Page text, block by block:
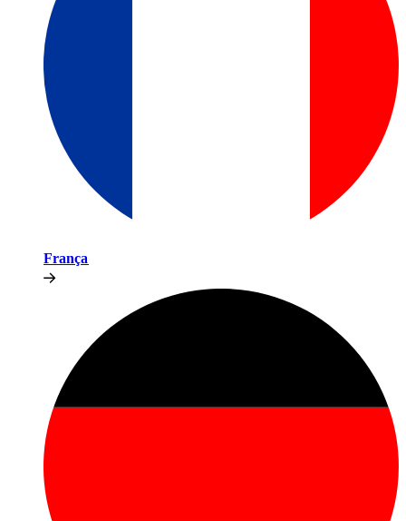
França​​